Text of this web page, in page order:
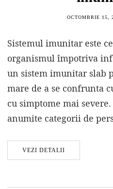
OCTOMBRIE 15,
Sistemul imunitar este
organismul împotriva
un sistem imunitar slab
mare de a se confrunta
cu simptome mai
anumite categorii de
VEZI DETALII